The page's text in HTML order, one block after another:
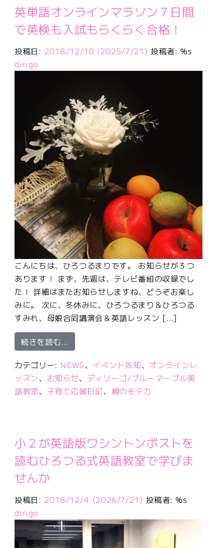
英単語オンラインマラソン７日間
で英検も入試もらくらく合格！
投稿日: 2018/12/10 (2025/7/21) 投稿者: %s
dirigo
こんにちは、ひろつるまりです。 お知らせが３つ
あります！ まず、先週は、テレビ番組の収録でし
た！ 詳細はまたお知らせしますね、どうぞお楽し
みに。 次に、冬休みに、ひろつるまり＆ひろつる
すみれ、母娘合同講演会＆英語レッスン […]
続きを読む…
カテゴリー: NEWS、 イベント告知、 オンラインレ
ッスン、 お知らせ、 ディリーゴ/ブルーマーブル英
語教室、 子育て応援日記、 親のモテ力
小２が英語版ワシントンポストを
読むひろつる式英語教室で学びま
せんか
投稿日: 2018/12/4 (2026/7/21) 投稿者: %s
dirigo